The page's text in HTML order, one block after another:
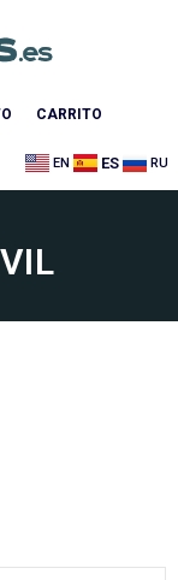
CARRITO
EN ES RU